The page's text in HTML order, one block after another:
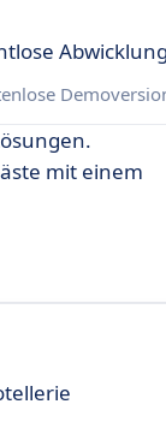
Abwicklung
mit einem